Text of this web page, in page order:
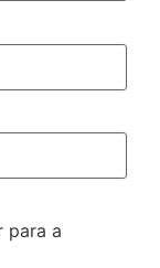
para a